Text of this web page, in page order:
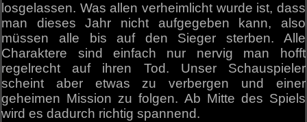
losgelassen. Was allen verheimlicht wurde ist, dass
man dieses Jahr nicht aufgegeben kann, also
müssen alle bis auf den Sieger sterben. Alle
Charaktere sind einfach nur nervig man hofft
regelrecht auf ihren Tod. Unser Schauspieler
scheint aber etwas zu verbergen und einer
geheimen Mission zu folgen. Ab Mitte des Spiels
wird es dadurch richtig spannend.